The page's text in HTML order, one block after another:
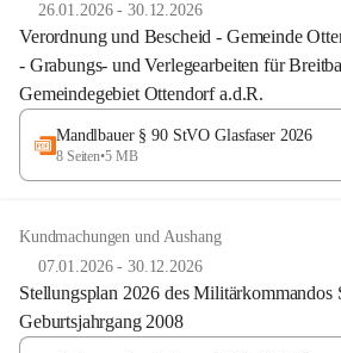
26.01.2026-30.12.2026
Verordnung und Bescheid - Gemeinde
- Grabungs- und Verlegearbeiten für
Gemeindegebiet Ottendorf a.d.R.
Mandlbauer § 90 StVO Glasfaser 2026
8 Seiten•5 MB
Kundmachungen und Aushang
07.01.2026-30.12.2026
Stellungsplan 2026 des Militärkommandos
Geburtsjahrgang 2008